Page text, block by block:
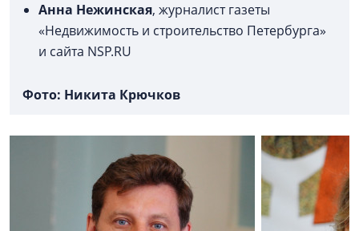
Анна Нежинская, журналист газеты
«Недвижимость и строительство Петербурга»
и сайта NSP.RU
Фото: Никита Крючков